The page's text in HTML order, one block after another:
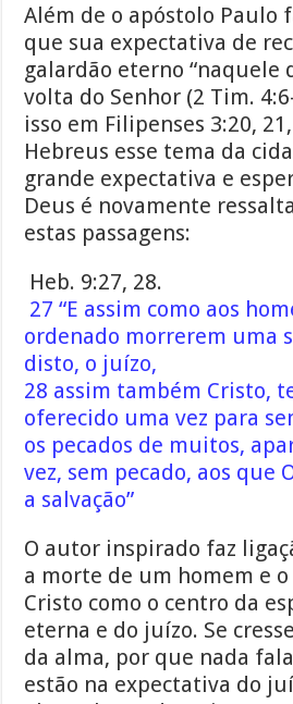
Além de o apóstolo Paulo
que sua expectativa de
galardão eterno “naquele
volta do Senhor (2 Tim.
isso em Filipenses 3:20,
Hebreus esse tema da
grande expectativa e
Deus é novamente
estas passagens:
Heb. 9:27, 28.
27 “E assim como aos
ordenado morrerem uma
disto, o juízo,
28 assim também Cristo,
oferecido uma vez para
os pecados de muitos,
vez, sem pecado, aos que
a salvação”
O autor inspirado faz
a morte de um homem e
Cristo como o centro da
eterna e do juízo. Se
da alma, por que nada
estão na expectativa do